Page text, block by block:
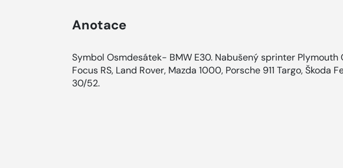
Anotace
Symbol Osmdesátek- BMW E30. Nabušený sprinter Plymouth
Focus RS, Land Rover, Mazda 1000, Porsche 911 Targo, Škoda
30/52.